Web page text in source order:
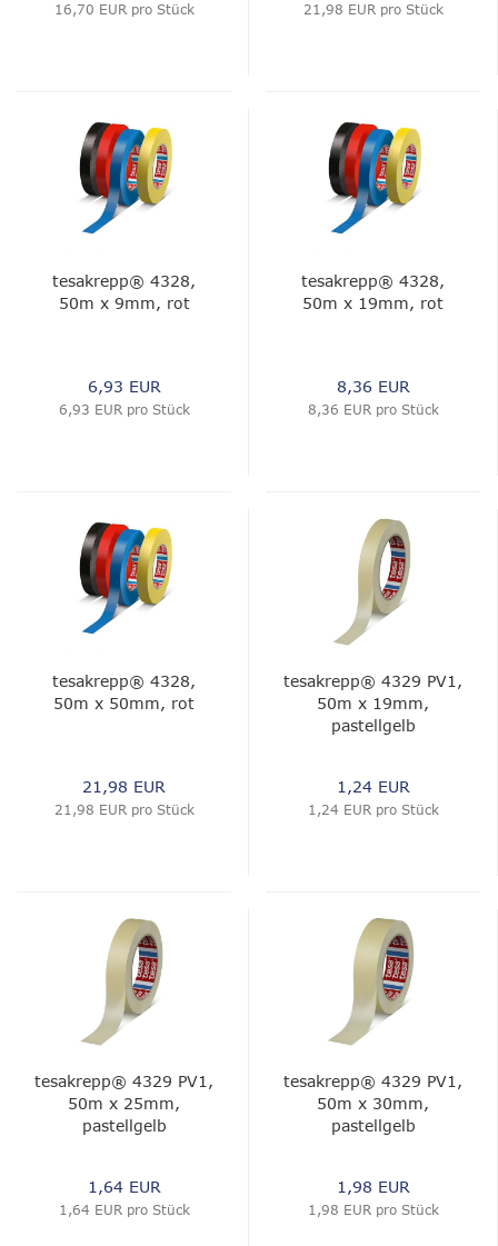
16,70 EUR pro Stück 21,98 EUR pro Stück
tesakrepp® 4328,
50m x 9mm, rot
6,93 EUR
6,93 EUR pro Stück
tesakrepp® 4328,
50m x 19mm, rot
8,36 EUR
8,36 EUR pro Stück
tesakrepp® 4328,
50m x 50mm, rot
21,98 EUR
21,98 EUR pro Stück
tesakrepp® 4329 PV1,
50m x 19mm,
pastellgelb
1,24 EUR
1,24 EUR pro Stück
tesakrepp® 4329 PV1,
50m x 25mm,
pastellgelb
1,64 EUR
1,64 EUR pro Stück
tesakrepp® 4329 PV1,
50m x 30mm,
pastellgelb
1,98 EUR
1,98 EUR pro Stück